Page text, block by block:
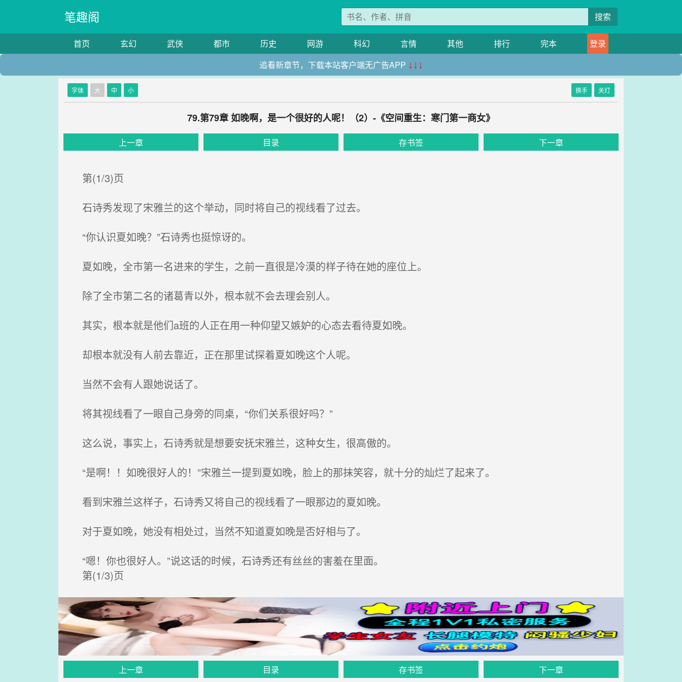
笔趣阁 搜索
首页 玄幻 武侠 都市 历史 网游 科幻 言情 其他 排行 完本
登录
追看新章节，下载本站客户端无广告APP ↓↓↓
字体 大 中 小 换手 关灯
79.第79章 如晚啊，是一个很好的人呢！（2）-《空间重生：寒门第一商女》
上一章 目录 存书签 下一章
第(1/3)页
石诗秀发现了宋雅兰的这个举动，同时将自己的视线看了过去。
“你认识夏如晚？”石诗秀也挺惊讶的。
夏如晚，全市第一名进来的学生，之前一直很是冷漠的样子待在她的座位上。
除了全市第二名的诸葛青以外，根本就不会去理会别人。
其实，根本就是他们a班的人正在用一种仰望又嫉妒的心态去看待夏如晚。
却根本就没有人前去靠近，正在那里试探着夏如晚这个人呢。
当然不会有人跟她说话了。
将其视线看了一眼自己身旁的同桌，“你们关系很好吗？”
这么说，事实上，石诗秀就是想要安抚宋雅兰，这种女生，很高傲的。
“是啊！！如晚很好人的！”宋雅兰一提到夏如晚，脸上的那抹笑容，就十分的灿烂了起来了。
看到宋雅兰这样子，石诗秀又将自己的视线看了一眼那边的夏如晚。
对于夏如晚，她没有相处过，当然不知道夏如晚是否好相与了。
“嗯！你也很好人。”说这话的时候，石诗秀还有丝丝的害羞在里面。
第(1/3)页
上一章 目录 存书签 下一章